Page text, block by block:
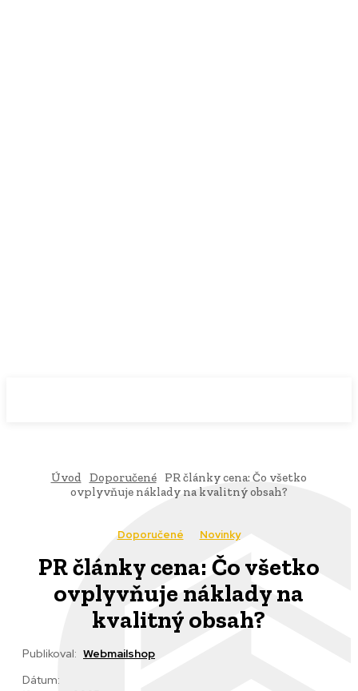
Úvod Doporučené
PR články cena: Čo všetko
ovplyvňuje náklady na kvalitný obsah?
Doporučené Novinky
PR články cena: Čo všetko
ovplyvňuje náklady na
kvalitný obsah?
Publikoval: Webmailshop
Dátum: